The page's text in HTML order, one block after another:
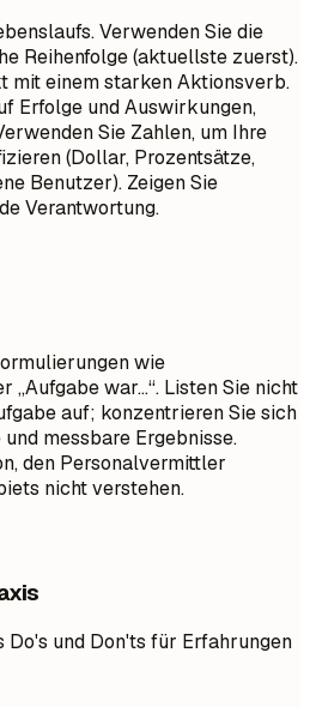
Verwenden Sie die
Reihenfolge (aktuellste zuerst).
mit einem starken Aktionsverb.
Erfolge und Auswirkungen,
Sie Zahlen, um Ihre
(Dollar, Prozentsätze,
Benutzer). Zeigen Sie
Verantwortung.
wie
„Aufgabe war…“. Listen Sie nicht
auf; konzentrieren Sie sich
messbare Ergebnisse.
den Personalvermittler
nicht verstehen.
Do's und Don'ts für Erfahrungen